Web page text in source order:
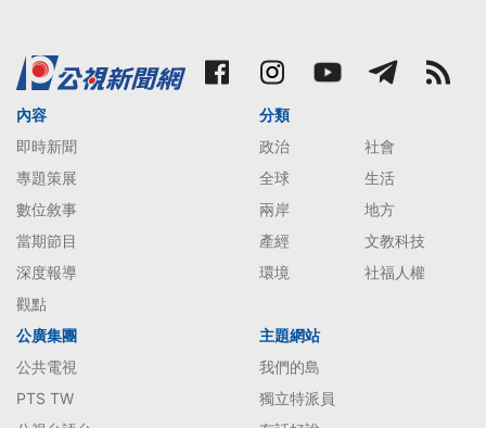
內容
即時新聞
專題策展
數位敘事
當期節目
深度報導
觀點
分類
政治
社會
全球
生活
兩岸
地方
產經
文教科技
環境
社福人權
公廣集團
公共電視
PTS TW
主題網站
我們的島
獨立特派員